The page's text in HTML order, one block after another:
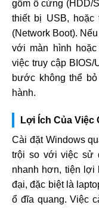
gồm ổ cứng (HDD/
thiết bị USB, hoặc
(Network Boot).
với màn hình
việc truy cập BIOS/
bước không thể
hành.
Lợi Ích Của Việc
Cài đặt Windows
trội so với việc sử
nhanh hơn, tiện lợi
đại, đặc biệt là
ổ đĩa quang. Việc